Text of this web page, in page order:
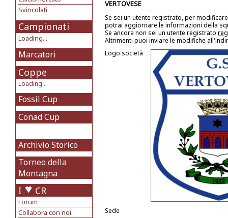
Svincolati
Campionati
Loading...
Marcatori
Coppe
Loading...
Fossil Cup
Conad Cup
Archivio Storico
Torneo della
Montagna
I CR
Forum
Collabora con noi
VERTOVESE
Se sei un utente registrato, per
potrai aggiornare le informazioni della
Se ancora non sei un utente registrato
Altrimenti puoi inviare le modifiche
Logo società
Sede